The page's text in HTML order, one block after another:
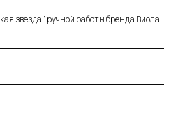
звезда" ручной работы бренда Виола